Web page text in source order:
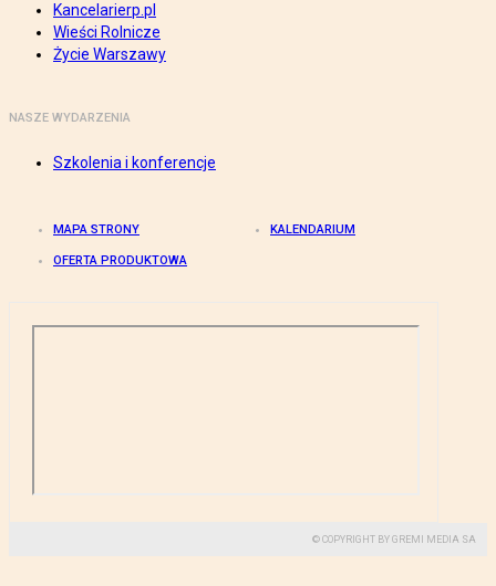
Kancelarierp.pl
Wieści Rolnicze
Życie Warszawy
NASZE WYDARZENIA
Szkolenia i konferencje
MAPA STRONY KALENDARIUM
OFERTA PRODUKTOWA
© COPYRIGHT BY GREMI MEDIA SA